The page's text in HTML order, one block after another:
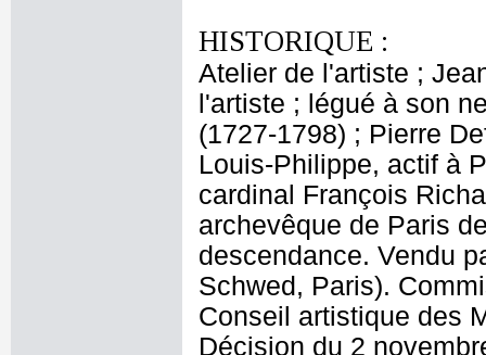
HISTORIQUE :
Atelier de l'artiste ;
l'artiste ; légué à son
(1727-1798) ; Pierre
Louis-Philippe, actif à
cardinal François
archevêque de Paris
descendance. Vendu
Schwed, Paris).
Conseil artistique des
Décision du 2